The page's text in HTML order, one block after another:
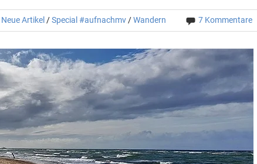
Neue Artikel /Special #aufnachmv/Wandern 7 Kommentare